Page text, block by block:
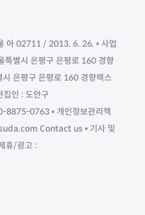
아 02711 / 2013. 6. 26. • 사업
별시 은평구 은평로 160 경향
은평구 은평로 160 경향렉스
집인 : 도안구
0763 • 개인정보관리책
Contact us • 기사 및
휴/광고 :